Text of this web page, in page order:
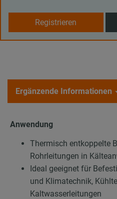
Registrieren
Ergänzende Informationen
Anwendung
Thermisch entkoppelte
Rohrleitungen in
Ideal geeignet für
und Klimatechnik,
Kaltwasserleitungen